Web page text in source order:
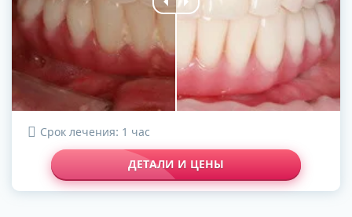
Срок лечения: 1 час
ДЕТАЛИ И ЦЕНЫ